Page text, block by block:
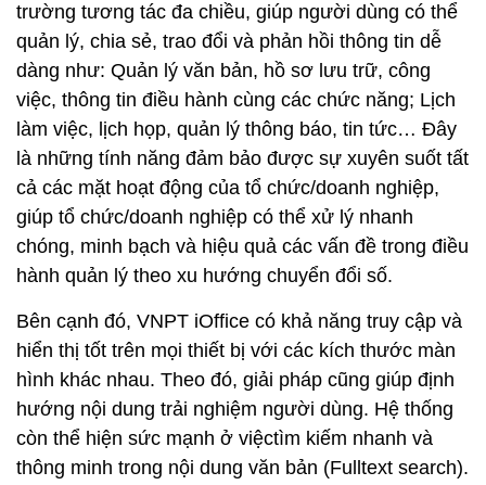
trường tương tác đa chiều, giúp người dùng có thể
quản lý, chia sẻ, trao đổi và phản hồi thông tin dễ
dàng như: Quản lý văn bản, hồ sơ lưu trữ, công
việc, thông tin điều hành cùng các chức năng; Lịch
làm việc, lịch họp, quản lý thông báo, tin tức… Đây
là những tính năng đảm bảo được sự xuyên suốt tất
cả các mặt hoạt động của tổ chức/doanh nghiệp,
giúp tổ chức/doanh nghiệp có thể xử lý nhanh
chóng, minh bạch và hiệu quả các vấn đề trong điều
hành quản lý theo xu hướng chuyển đổi số.
Bên cạnh đó, VNPT iOffice có khả năng truy cập và
hiển thị tốt trên mọi thiết bị với các kích thước màn
hình khác nhau. Theo đó, giải pháp cũng giúp định
hướng nội dung trải nghiệm người dùng. Hệ thống
còn thể hiện sức mạnh ở việctìm kiếm nhanh và
thông minh trong nội dung văn bản (Fulltext search).